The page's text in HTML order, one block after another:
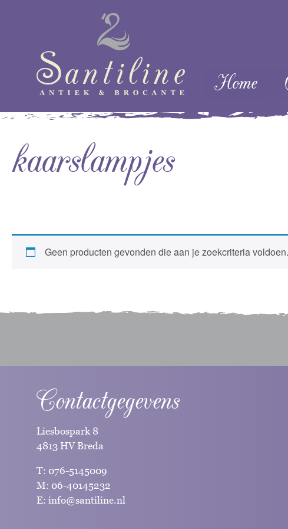
Menu
Skip naar content
Home
kaarslampjes
Geen producten gevonden die aan je zoekcriteria voldoen.
Contactgegevens
Liesbospark 8
4813 HV Breda
T: 076-5145009
M: 06-40145232
E: info@santiline.nl